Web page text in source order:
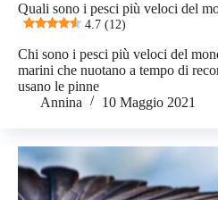
Quali sono i pesci più veloci del
4.7 (12)
Chi sono i pesci più veloci del
marini che nuotano a tempo di
usano le pinne
Annina
10 Maggio 2021